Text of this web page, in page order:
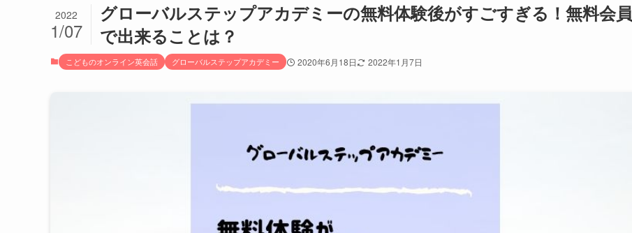
グローバルステップアカデミーの無料体験後がすごすぎる！無料会員
で出来ることは？
2022
1/07
こどものオンライン英会話 グローバルステップアカデミー 2020年6月18日 2022年1月7日